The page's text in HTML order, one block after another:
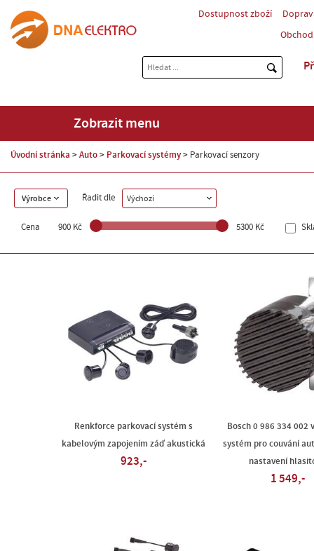
Dostupnost zboží
Zobrazit menu
Úvodní stránka Auto Parkovací systémy Parkovací senzory
Výrobce Řadit dle Výchozí
Cena 900 Kč 5300 Kč
Renkforce parkovací systém s
kabelovým zapojením záď akustická
923,-
Bosch 0 986 334 002
systém pro couvání
nastavení
1 549,-